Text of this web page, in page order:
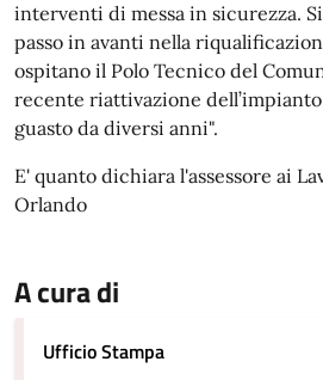
interventi di messa in sicurezza.
passo in avanti nella
ospitano il Polo Tecnico del
recente riattivazione
guasto da diversi anni".
E' quanto dichiara l'assessore ai
Orlando
A cura di
Ufficio Stampa